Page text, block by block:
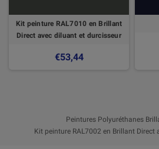
Kit peinture RAL7010 en Brillant
Direct avec diluant et durcisseur
€53,44
Peintures Polyuréthanes
Kit peinture RAL7002 en Brillant Direct